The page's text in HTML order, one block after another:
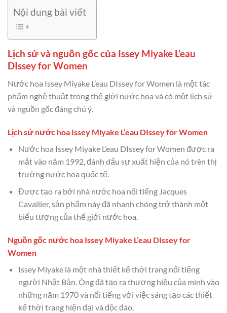
Nội dung bài viết
Lịch sử và nguồn gốc của Issey Miyake L’eau
DIssey for Women
Nước hoa Issey Miyake L’eau DIssey for Women là một tác
phẩm nghệ thuật trong thế giới nước hoa và có một lịch sử
và nguồn gốc đáng chú ý.
Lịch sử nước hoa Issey Miyake L’eau DIssey for Women
Nước hoa Issey Miyake L’eau DIssey for Women được ra
mắt vào năm 1992, đánh dấu sự xuất hiện của nó trên thị
trường nước hoa quốc tế.
Được tạo ra bởi nhà nước hoa nổi tiếng Jacques
Cavallier, sản phẩm này đã nhanh chóng trở thành một
biểu tượng của thế giới nước hoa.
Nguồn gốc nước hoa Issey Miyake L’eau DIssey for
Women
Issey Miyake là một nhà thiết kế thời trang nổi tiếng
người Nhật Bản. Ông đã tạo ra thương hiệu của mình vào
những năm 1970 và nổi tiếng với việc sáng tạo các thiết
kế thời trang hiện đại và độc đáo.